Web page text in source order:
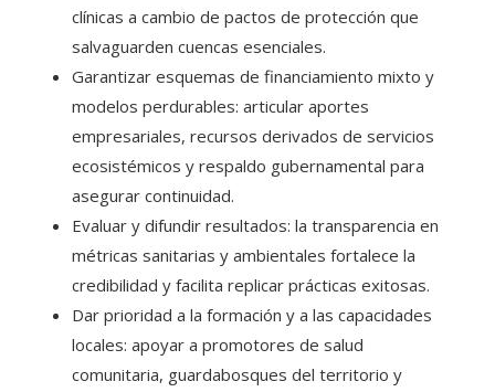
clínicas a cambio de pactos de protección que
salvaguarden cuencas esenciales.
Garantizar esquemas de financiamiento mixto y
modelos perdurables: articular aportes
empresariales, recursos derivados de servicios
ecosistémicos y respaldo gubernamental para
asegurar continuidad.
Evaluar y difundir resultados: la transparencia en
métricas sanitarias y ambientales fortalece la
credibilidad y facilita replicar prácticas exitosas.
Dar prioridad a la formación y a las capacidades
locales: apoyar a promotores de salud
comunitaria, guardabosques del territorio y